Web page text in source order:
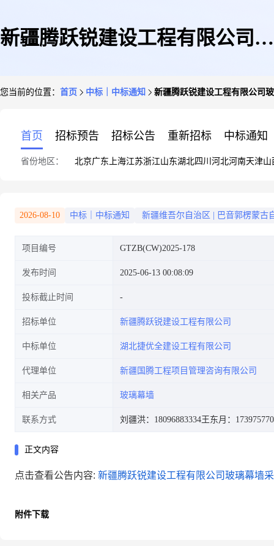
新疆腾跃锐建设工程有限公司玻
您当前的位置： 首页 中标｜中标通知 新疆腾跃锐建设工程有限公司
首页 招标预告 招标公告 重新招标 中标通知
省份地区： 北京广东 上海江苏浙江山东湖北四川 河北河南天津山
2026-08-10 中标｜中标通知 新疆维吾尔自治区 巴音郭楞蒙古
项目编号 GTZB(CW)2025-178
发布时间 2025-06-13 00:08:09
投标截止时间
招标单位 新疆腾跃锐建设工程有限公司
中标单位 湖北捷优全建设工程有限公司
代理单位 新疆国腾工程项目管理咨询有限公司
相关产品 玻璃幕墙
联系方式 刘疆洪：18096883334王东月：
正文内容
点击查看公告内容: 新疆腾跃锐建设工程有限公司玻璃幕墙
附件下载